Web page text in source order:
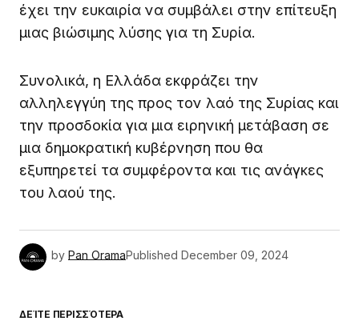
έχει την ευκαιρία να συμβάλει στην επίτευξη
μιας βιώσιμης λύσης για τη Συρία.
Συνολικά, η Ελλάδα εκφράζει την
αλληλεγγύη της προς τον λαό της Συρίας και
την προσδοκία για μια ειρηνική μετάβαση σε
μια δημοκρατική κυβέρνηση που θα
εξυπηρετεί τα συμφέροντα και τις ανάγκες
του λαού της.
by Pan OramaPublished December 09, 2024
ΔΕΊΤΕ ΠΕΡΙΣΣΌΤΕΡΑ